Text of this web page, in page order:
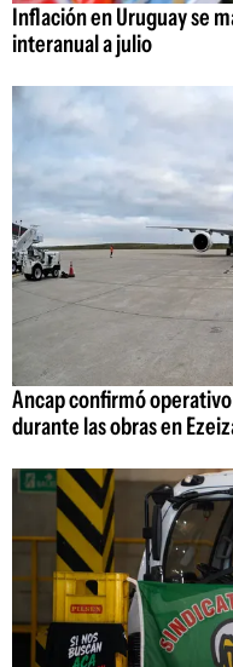
Inflación en Uruguay se
interanual a julio
Ancap confirmó
durante las obras en